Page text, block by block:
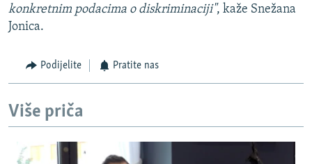
konkretnim podacima o diskriminaciji", kaže Snežana
Jonica.
Podijelite Pratite nas
Više priča